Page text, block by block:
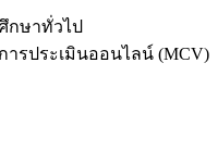
กษาทั่วไป
การประเมินออนไลน์ (MCV)